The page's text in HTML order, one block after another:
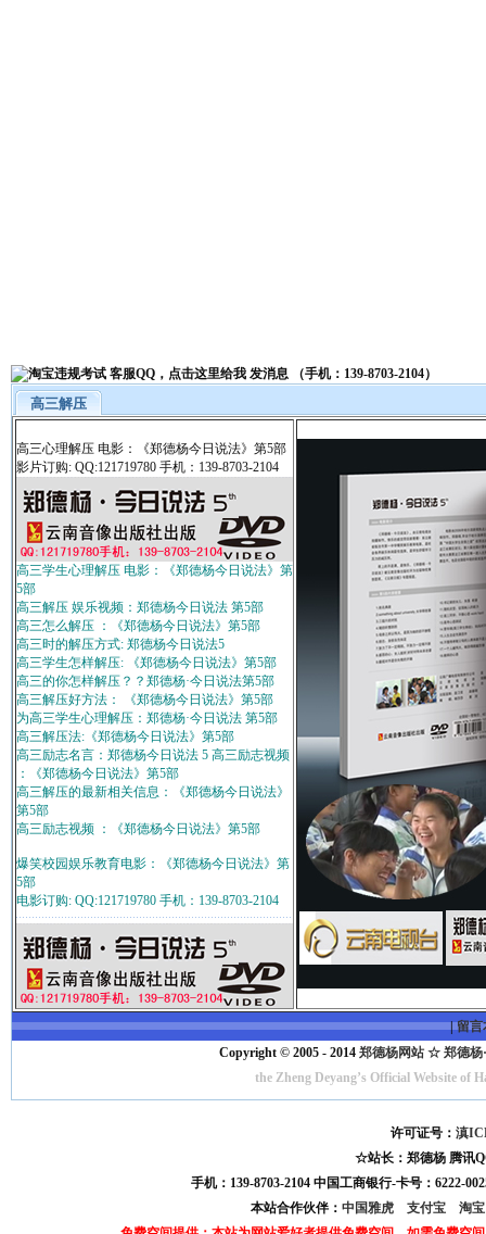
高三解压
高三心理解压 电影：《郑德杨今日说法》第5部
影片订购: QQ:121719780 手机：139-8703-2104
高三学生心理解压 电影：《郑德杨今日说法》第
5部
高三解压 娱乐视频：郑德杨今日说法 第5部
高三怎么解压 ：《郑德杨今日说法》第5部
高三时的解压方式: 郑德杨今日说法5
高三学生怎样解压: 《郑德杨今日说法》第5部
高三的你怎样解压？？郑德杨·今日说法第5部
高三解压好方法： 《郑德杨今日说法》第5部
为高三学生心理解压：郑德杨·今日说法 第5部
高三解压法:《郑德杨今日说法》第5部
高三励志名言：郑德杨今日说法 5 高三励志视频
：《郑德杨今日说法》第5部
高三解压的最新相关信息：《郑德杨今日说法》
第5部
高三励志视频 ：《郑德杨今日说法》第5部
爆笑校园娱乐教育电影：《郑德杨今日说法》第
5部
电影订购: QQ:121719780 手机：139-8703-2104
|留言
Copyright © 2005 - 2014 郑德杨网站 ☆ 郑德杨
the Zheng Deyang’s Official Website
许可证号：滇
☆站长：郑德杨 腾讯
手机：139-8703-2104 中国工商银行-卡号：6222-
本站合作伙伴： 中国雅虎 支付宝
淘